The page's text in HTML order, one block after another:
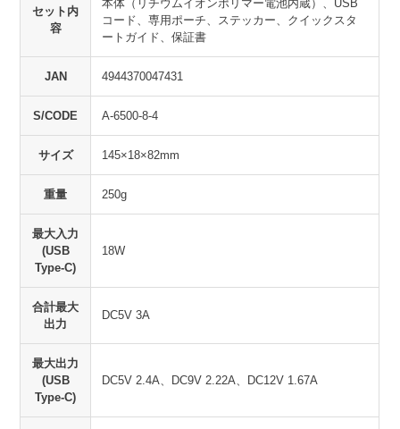
セット内
容
本体（リチウムイオンポリマー電池内蔵）、USB
コード、専用ポーチ、ステッカー、クイックスタ
ートガイド、保証書
JAN 4944370047431
S/CODE A-6500-8-4
サイズ 145×18×82mm
重量 250g
最大入力
(USB
Type-C)
18W
合計最大
出力
DC5V 3A
最大出力
(USB
Type-C)
DC5V 2.4A、DC9V 2.22A、DC12V 1.67A